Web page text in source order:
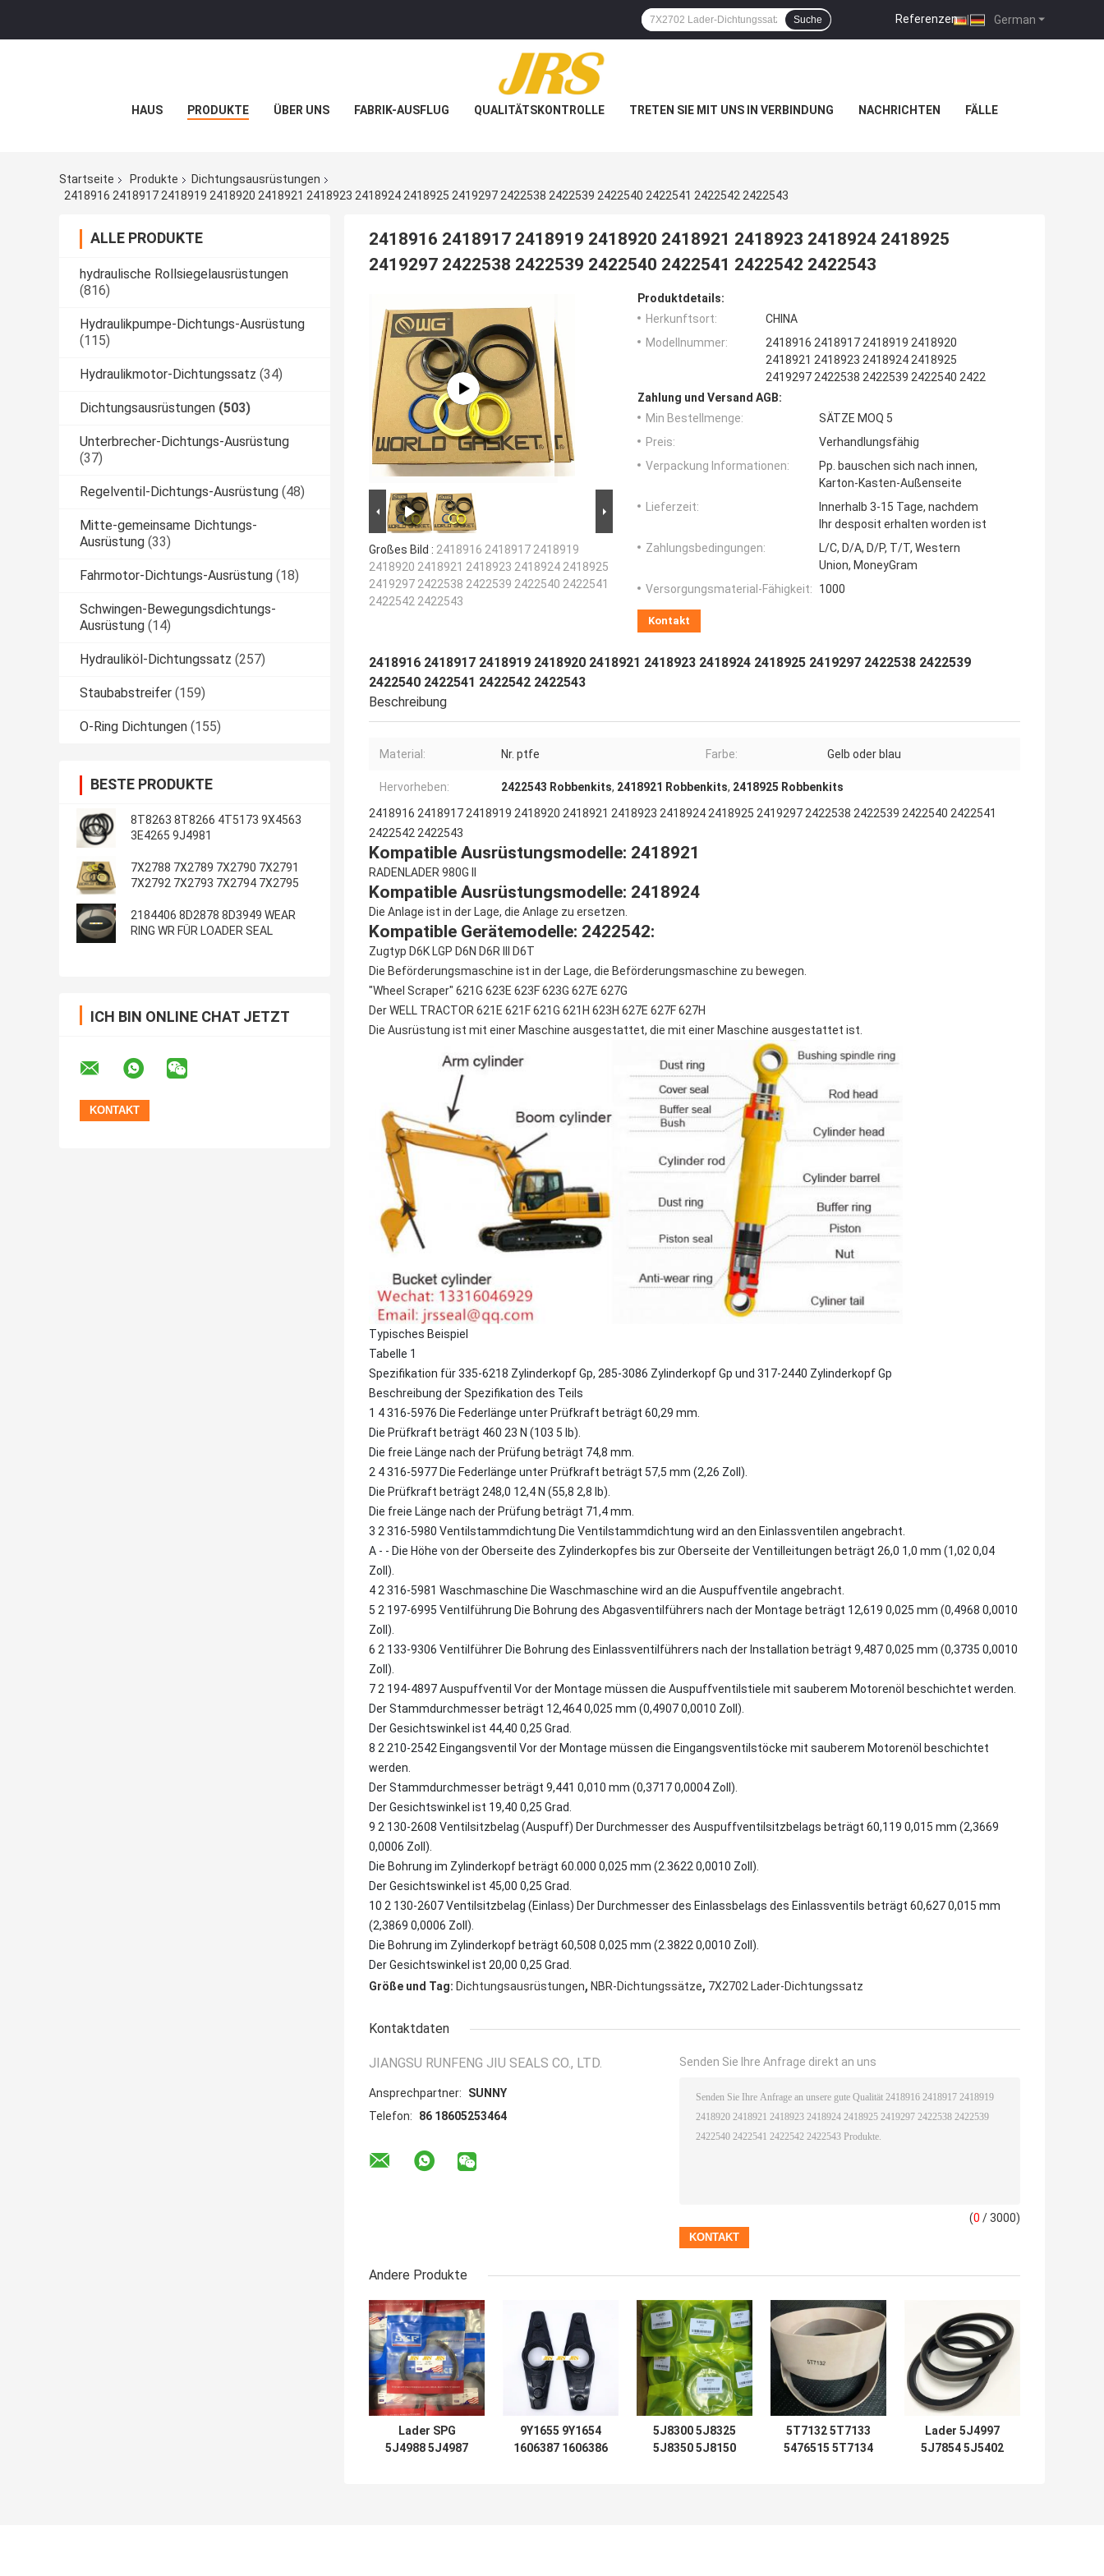
German
Referenzen |
Suche
HAUS PRODUKTE ÜBER UNS FABRIK-AUSFLUG QUALITÄTSKONTROLLE TRETEN SIE MIT UNS IN VERBINDUNG NACHRICHTEN FÄLLE
Startseite Produkte
Dichtungsausrüstungen
2418916 2418917 2418919 2418920 2418921 2418923 2418924 2418925 2419297 2422538 2422539 2422540 2422541 2422542 2422543
ALLE PRODUKTE
hydraulische Rollsiegelausrüstungen
(816)
Hydraulikpumpe-Dichtungs-Ausrüstung
(115)
Hydraulikmotor-Dichtungssatz (34)
Dichtungsausrüstungen (503)
Unterbrecher-Dichtungs-Ausrüstung
(37)
Regelventil-Dichtungs-Ausrüstung (48)
Mitte-gemeinsame Dichtungs-
Ausrüstung (33)
Fahrmotor-Dichtungs-Ausrüstung (18)
Schwingen-Bewegungsdichtungs-
Ausrüstung (14)
Hydrauliköl-Dichtungssatz (257)
Staubabstreifer (159)
O-Ring Dichtungen (155)
BESTE PRODUKTE
8T8263 8T8266 4T5173 9X4563
3E4265 9J4981
7X2788 7X2789 7X2790 7X2791
7X2792 7X2793 7X2794 7X2795
2184406 8D2878 8D3949 WEAR
RING WR FÜR LOADER SEAL
ICH BIN ONLINE CHAT JETZT
2418916 2418917 2418919 2418920 2418921 2418923 2418924 2418925
2419297 2422538 2422539 2422540 2422541 2422542 2422543
Großes Bild : 2418916 2418917 2418919
2418920 2418921 2418923 2418924 2418925
2419297 2422538 2422539 2422540 2422541
2422542 2422543
Produktdetails:
Herkunftsort:
CHINA
Modellnummer:
2418916 2418917 2418919 2418920
2418921 2418923 2418924 2418925
2419297 2422538 2422539 2422540 2422
Zahlung und Versand AGB:
Min Bestellmenge:
SÄTZE MOQ 5
Preis:
Verhandlungsfähig
Verpackung Informationen:
Pp. bauschen sich nach innen,
Karton-Kasten-Außenseite
Lieferzeit:
Innerhalb 3-15 Tage, nachdem
Ihr desposit erhalten worden ist
Zahlungsbedingungen:
L/C, D/A, D/P, T/T, Western
Union, MoneyGram
Versorgungsmaterial-Fähigkeit:
1000
Kontakt
2418916 2418917 2418919 2418920 2418921 2418923 2418924 2418925 2419297 2422538 2422539
2422540 2422541 2422542 2422543
Beschreibung
Material: Nr. ptfe Farbe: Gelb oder blau
Hervorheben: 2422543 Robbenkits, 2418921 Robbenkits, 2418925 Robbenkits
2418916 2418917 2418919 2418920 2418921 2418923 2418924 2418925 2419297 2422538 2422539 2422540 2422541
2422542 2422543
Kompatible Ausrüstungsmodelle: 2418921
RADENLADER 980G II
Kompatible Ausrüstungsmodelle: 2418924
Die Anlage ist in der Lage, die Anlage zu ersetzen.
Kompatible Gerätemodelle: 2422542:
Zugtyp D6K LGP D6N D6R III D6T
Die Beförderungsmaschine ist in der Lage, die Beförderungsmaschine zu bewegen.
"Wheel Scraper" 621G 623E 623F 623G 627E 627G
Der WELL TRACTOR 621E 621F 621G 621H 623H 627E 627F 627H
Die Ausrüstung ist mit einer Maschine ausgestattet, die mit einer Maschine ausgestattet ist.
Typisches Beispiel
Tabelle 1
Spezifikation für 335-6218 Zylinderkopf Gp, 285-3086 Zylinderkopf Gp und 317-2440 Zylinderkopf Gp
Beschreibung der Spezifikation des Teils
1 4 316-5976 Die Federlänge unter Prüfkraft beträgt 60,29 mm.
Die Prüfkraft beträgt 460 23 N (103 5 lb).
Die freie Länge nach der Prüfung beträgt 74,8 mm.
2 4 316-5977 Die Federlänge unter Prüfkraft beträgt 57,5 mm (2,26 Zoll).
Die Prüfkraft beträgt 248,0 12,4 N (55,8 2,8 lb).
Die freie Länge nach der Prüfung beträgt 71,4 mm.
3 2 316-5980 Ventilstammdichtung Die Ventilstammdichtung wird an den Einlassventilen angebracht.
A - - Die Höhe von der Oberseite des Zylinderkopfes bis zur Oberseite der Ventilleitungen beträgt 26,0 1,0 mm (1,02 0,04
Zoll).
4 2 316-5981 Waschmaschine Die Waschmaschine wird an die Auspuffventile angebracht.
5 2 197-6995 Ventilführung Die Bohrung des Abgasventilführers nach der Montage beträgt 12,619 0,025 mm (0,4968 0,0010
Zoll).
6 2 133-9306 Ventilführer Die Bohrung des Einlassventilführers nach der Installation beträgt 9,487 0,025 mm (0,3735 0,0010
Zoll).
7 2 194-4897 Auspuffventil Vor der Montage müssen die Auspuffventilstiele mit sauberem Motorenöl beschichtet werden.
Der Stammdurchmesser beträgt 12,464 0,025 mm (0,4907 0,0010 Zoll).
Der Gesichtswinkel ist 44,40 0,25 Grad.
8 2 210-2542 Eingangsventil Vor der Montage müssen die Eingangsventilstöcke mit sauberem Motorenöl beschichtet
werden.
Der Stammdurchmesser beträgt 9,441 0,010 mm (0,3717 0,0004 Zoll).
Der Gesichtswinkel ist 19,40 0,25 Grad.
9 2 130-2608 Ventilsitzbelag (Auspuff) Der Durchmesser des Auspuffventilsitzbelags beträgt 60,119 0,015 mm (2,3669
0,0006 Zoll).
Die Bohrung im Zylinderkopf beträgt 60.000 0,025 mm (2.3622 0,0010 Zoll).
Der Gesichtswinkel ist 45,00 0,25 Grad.
10 2 130-2607 Ventilsitzbelag (Einlass) Der Durchmesser des Einlassbelags des Einlassventils beträgt 60,627 0,015 mm
(2,3869 0,0006 Zoll).
Die Bohrung im Zylinderkopf beträgt 60,508 0,025 mm (2.3822 0,0010 Zoll).
Der Gesichtswinkel ist 20,00 0,25 Grad.
Größe und Tag: Dichtungsausrüstungen, NBR-Dichtungssätze, 7X2702 Lader-Dichtungssatz
Kontaktdaten
JIANGSU RUNFENG JIU SEALS CO., LTD.
Ansprechpartner:
SUNNY
Telefon:
86 18605253464
Senden Sie Ihre Anfrage direkt an uns
(0 / 3000)
Andere Produkte
Lader SPG
5J4988 5J4987
9Y1655 9Y1654
1606387 1606386
5J8300 5J8325
5J8350 5J8150
5T7132 5T7133
5476515 5T7134
Lader 5J4997
5J7854 5J5402